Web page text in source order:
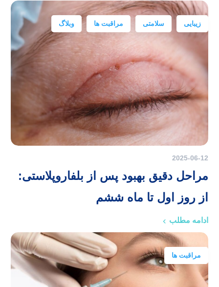
زیبایی سلامتی مراقبت ها وبلاگ
2025-06-12
مراحل دقیق بهبود پس از بلفاروپلاستی:
از روز اول تا ماه ششم
ادامه مطلب
مراقبت ها